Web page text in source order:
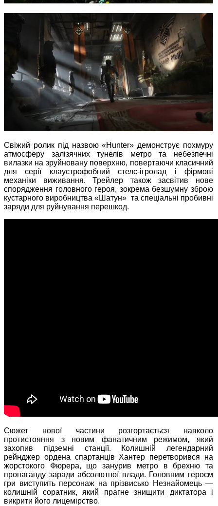
Свіжий ролик під назвою «Hunter» демонструє похмуру
атмосферу залізячних тунелів метро та небезпечні
вилазки на зруйновану поверхню, повертаючи класичний
для серії клаустрофобний стелс-ігролад і фірмові
механіки виживання. Трейлер також засвітив нове
спорядження головного героя, зокрема безшумну зброю
кустарного виробництва «Шатун» та спеціальні пробивні
заряди для руйнування перешкод.
Сюжет нової частини розгортається навколо
протистояння з новим фанатичним режимом, який
захопив підземні станції. Колишній легендарний
рейнджер ордена спартанців Хантер перетворився на
жорстокого Фюрера, що занурив метро в брехню та
пропаганду заради абсолютної влади. Головним героєм
гри виступить персонаж на прізвисько Незнайомець —
колишній соратник, який прагне знищити диктатора і
викрити його лицемірство.